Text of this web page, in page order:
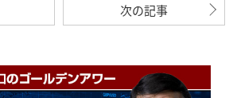
次の記事